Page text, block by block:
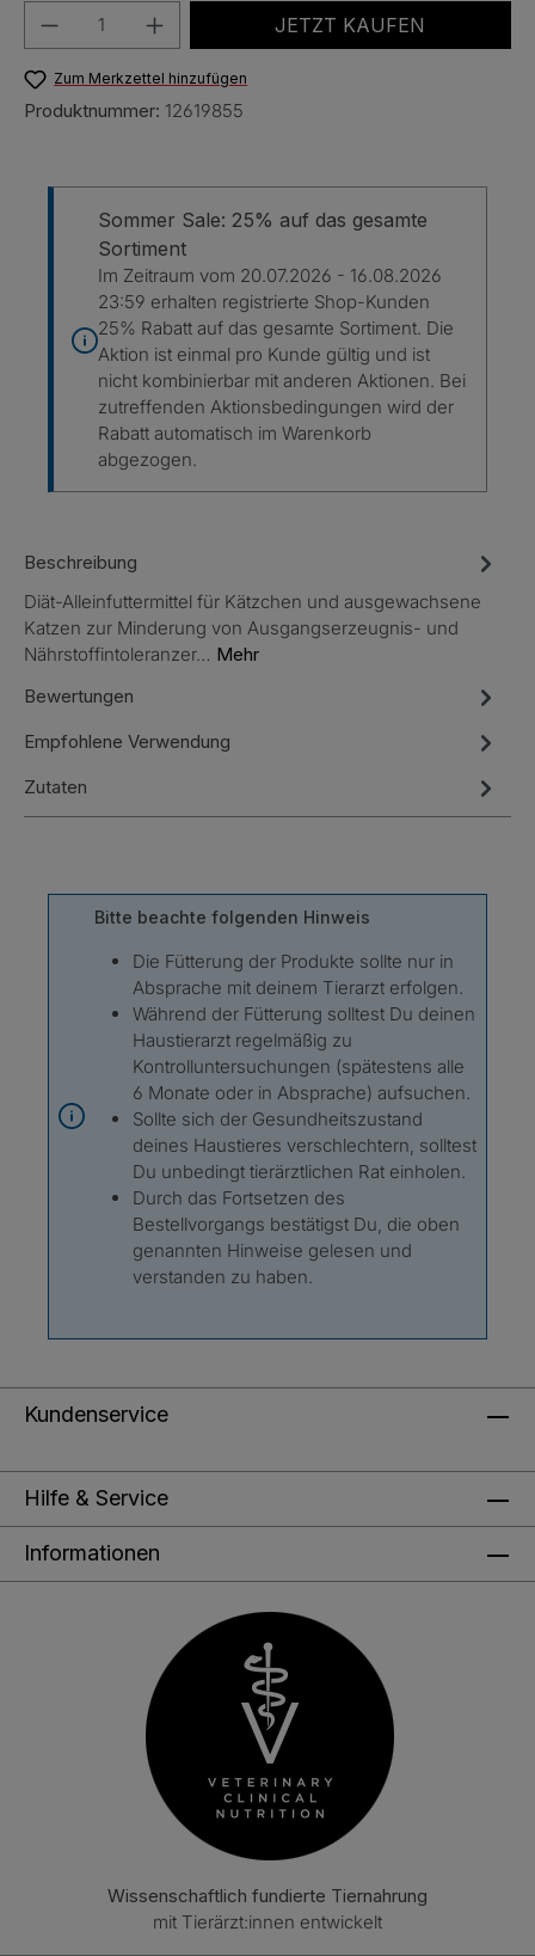
Produkt Anzahl: Gib den gewünschten
JETZT KAUFEN
Zum Merkzettel hinzufügen
Produktnummer: 12619855
Sommer Sale: 25% auf das gesamte
Sortiment
Im Zeitraum vom 20.07.2026 - 16.08.2026
23:59 erhalten registrierte Shop-Kunden
25% Rabatt auf das gesamte Sortiment. Die
Aktion ist einmal pro Kunde gültig und ist
nicht kombinierbar mit anderen Aktionen. Bei
zutreffenden Aktionsbedingungen wird der
Rabatt automatisch im Warenkorb
abgezogen.
Beschreibung
Diät-Alleinfuttermittel für Kätzchen und ausgewachsene
Katzen zur Minderung von Ausgangserzeugnis- und
Nährstoffintoleranzer… Mehr
Bewertungen
Empfohlene Verwendung
Zutaten
Bitte beachte folgenden Hinweis
Die Fütterung der Produkte sollte nur in
Absprache mit deinem Tierarzt erfolgen.
Während der Fütterung solltest Du deinen
Haustierarzt regelmäßig zu
Kontrolluntersuchungen (spätestens alle
6 Monate oder in Absprache) aufsuchen.
Sollte sich der Gesundheitszustand
deines Haustieres verschlechtern, solltest
Du unbedingt tierärztlichen Rat einholen.
Durch das Fortsetzen des
Bestellvorgangs bestätigst Du, die oben
genannten Hinweise gelesen und
verstanden zu haben.
Kundenservice
Hilfe & Service
Informationen
Wissenschaftlich fundierte Tiernahrung
mit Tierärzt:innen entwickelt